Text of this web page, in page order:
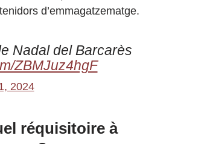
d’emmagatzematge.
Nadal del Barcarès
ZBMJuz4hgF
2024
réquisitoire à